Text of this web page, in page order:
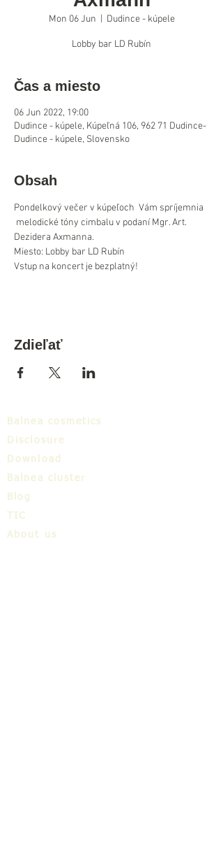
Mon 06 Jun Dudince - kúpele
Lobby bar LD Rubín
Čas a miesto
06 Jun 2022, 19:00
Dudince - kúpele, Kúpeľná 106, 962 71 Dudince-
Dudince - kúpele, Slovensko
Obsah
Pondelkový večer v kúpeľoch  Vám spríjemnia
melodické tóny cimbalu v podaní Mgr. Art.
Dezidera Axmanna.
Miesto: Lobby bar LD Rubín
Vstup na koncert je bezplatný!
Zdieľať
Balnea cosmetics
Disclosure
Download
Balnea cluster
Blog
TIC
About us